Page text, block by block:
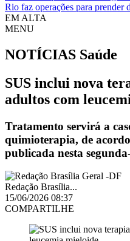
Rio faz operações para prender
EM ALTA
MENU
NOTÍCIAS Saúde
SUS inclui nova
adultos com
Tratamento servirá a
quimioterapia, de
publicada nesta
Redação Brasília...
15/06/2026 08:37
COMPARTILHE